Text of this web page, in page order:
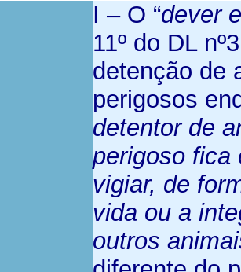
I – O “dever
11º do DL
detenção de
perigosos
detentor de
perigoso fica
vigiar, de
vida ou a
outros